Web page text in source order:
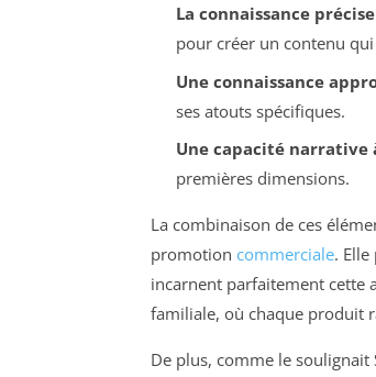
La connaissance
pour créer un contenu
Une connaissance
ses atouts spécifiques.
Une capacité
premières dimensions.
La combinaison de ces
promotion commerciale.
incarnent parfaitement cette
familiale, où chaque produit
De plus, comme le soulignait